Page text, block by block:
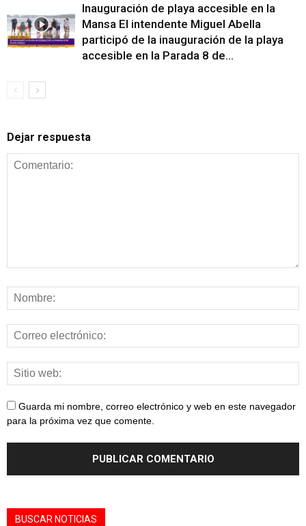
Inauguración de playa accesible en la
Mansa El intendente Miguel Abella
participó de la inauguración de la playa
accesible en la Parada 8 de...
Dejar respuesta
Guarda mi nombre, correo electrónico y web en este navegador
para la próxima vez que comente.
BUSCAR NOTICIAS